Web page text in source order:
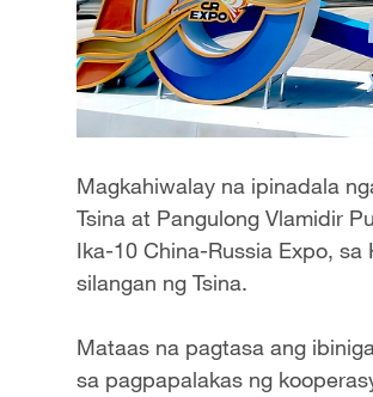
Magkahiwalay na ipinadala
Tsina at Pangulong Vlamidir
Ika-10 China-Russia Expo,
silangan ng Tsina.
Mataas na pagtasa ang
sa pagpapalakas ng